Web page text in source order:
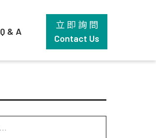
Q & A
立 即 詢 問
Contact Us